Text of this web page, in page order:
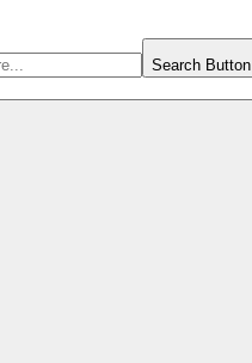
Search Button